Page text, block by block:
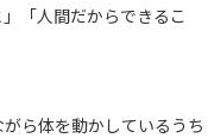
「人間だからできるこ
ら体を動かしているうち